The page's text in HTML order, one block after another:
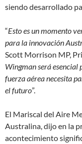
siendo desarrollado
“Esto es un momento
para la innovación
Scott Morrison MP,
Wingman será esencial
fuerza aérea necesita
el futuro”.
El Mariscal del Aire
Australina, dijo en la
acontecimiento